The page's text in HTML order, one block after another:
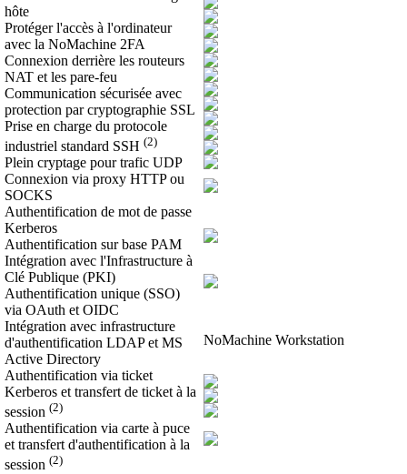
hôte
Protéger l'accès à l'ordinateur
avec la NoMachine 2FA
Connexion derrière les routeurs
NAT et les pare-feu
Communication sécurisée avec
protection par cryptographie SSL
Prise en charge du protocole
industriel standard SSH (2)
Plein cryptage pour trafic UDP
Connexion via proxy HTTP ou
SOCKS
Authentification de mot de passe
Kerberos
Authentification sur base PAM
Intégration avec l'Infrastructure à
Clé Publique (PKI)
Authentification unique (SSO)
via OAuth et OIDC
Intégration avec infrastructure
d'authentification LDAP et MS
Active Directory
Authentification via ticket
Kerberos et transfert de ticket à la
session (2)
Authentification via carte à puce
et transfert d'authentification à la
session (2)
NoMachine Workstation